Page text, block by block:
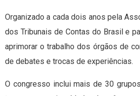
Organizado a cada dois anos pela
dos Tribunais de Contas do Brasil e
aprimorar o trabalho dos órgãos de
de debates e trocas de experiências.
O congresso inclui mais de 30